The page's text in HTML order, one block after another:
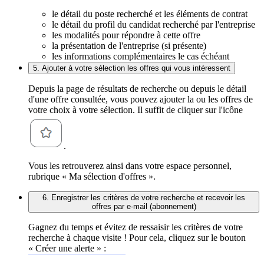
le détail du poste recherché et les éléments de contrat
le détail du profil du candidat recherché par l'entreprise
les modalités pour répondre à cette offre
la présentation de l'entreprise (si présente)
les informations complémentaires le cas échéant
5. Ajouter à votre sélection les offres qui vous intéressent
Depuis la page de résultats de recherche ou depuis le détail
d'une offre consultée, vous pouvez ajouter la ou les offres de
votre choix à votre sélection. Il suffit de cliquer sur l'icône
.
Vous les retrouverez ainsi dans votre espace personnel,
rubrique « Ma sélection d'offres ».
6. Enregistrer les critères de votre recherche et recevoir les
offres par e-mail (abonnement)
Gagnez du temps et évitez de ressaisir les critères de votre
recherche à chaque visite ! Pour cela, cliquez sur le bouton
« Créer une alerte » :